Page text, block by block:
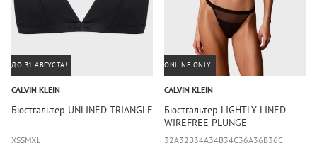
ДО 31 АВГУСТА!
CALVIN KLEIN
Бюстгальтер UNLINED TRIANGLE
XSSMXL
ONLINE ONLY
CALVIN KLEIN
Бюстгальтер LIGHTLY LINED
WIREFREE PLUNGE
32A32B34A34B34C36A36B36C